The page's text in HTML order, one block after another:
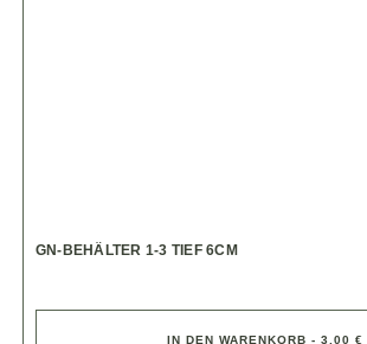
GN-BEHÄLTER 1-3 TIEF 6CM
IN DEN WARENKORB - 3,00 €